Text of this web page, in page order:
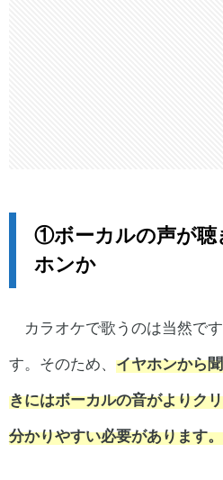
①ボーカルの声が聴
ホンか
カラオケで歌うのは当然で
す。そのため、 イヤホンから
きにはボーカルの音がよりク
分かりやすい必要があります。